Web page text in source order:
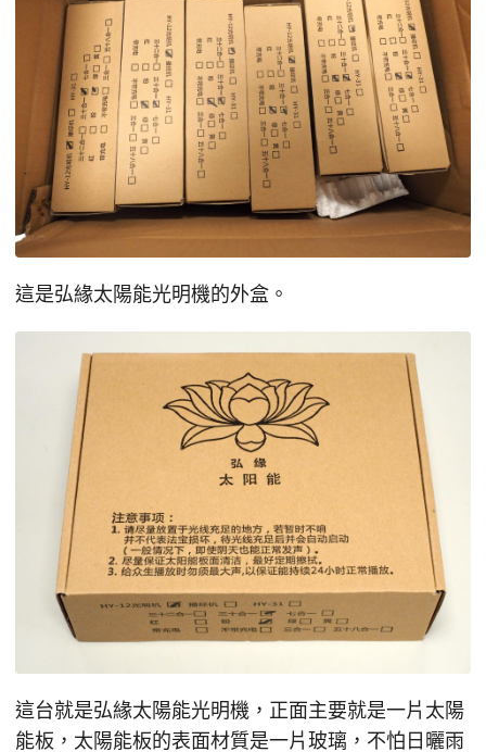
這是弘緣太陽能光明機的外盒。
這台就是弘緣太陽能光明機，正面主要就是一片太陽
能板，太陽能板的表面材質是一片玻璃，不怕日曬雨